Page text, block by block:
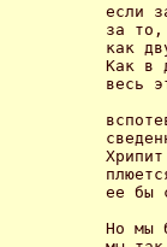
если
за то,
как
Как в
весь
ее бы
Но мы